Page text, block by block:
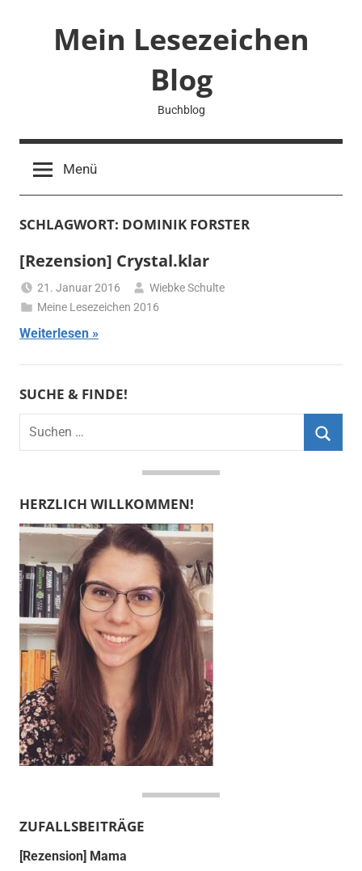
Mein Lesezeichen
Blog
Buchblog
Menü
SCHLAGWORT: DOMINIK FORSTER
[Rezension] Crystal.klar
21. Januar 2016
Wiebke Schulte
Meine Lesezeichen 2016
Weiterlesen
SUCHE & FINDE!
Suchen
HERZLICH WILLKOMMEN!
ZUFALLSBEITRÄGE
[Rezension] Mama